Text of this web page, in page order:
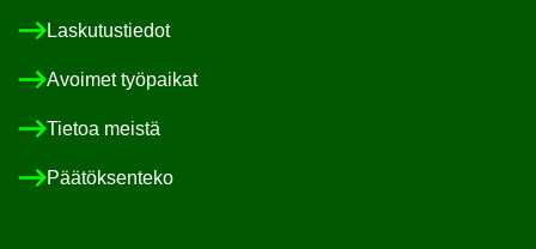
Las­ku­tus­tie­dot
Avoi­met työ­pai­kat
Tie­toa meis­tä
Pää­tök­sen­te­ko